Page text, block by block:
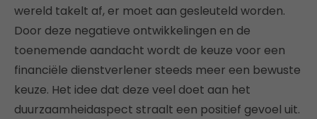
wereld takelt af, er moet aan gesleuteld worden.
Door deze negatieve ontwikkelingen en de
toenemende aandacht wordt de keuze voor een
financiële dienstverlener steeds meer een bewuste
keuze. Het idee dat deze veel doet aan het
duurzaamheidaspect straalt een positief gevoel uit.